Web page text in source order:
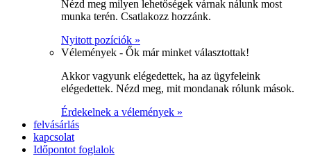
Nézd meg milyen lehetőségek várnak nálunk most
munka terén. Csatlakozz hozzánk.
Nyitott pozíciók »
Vélemények - Ők már minket választottak!
Akkor vagyunk elégedettek, ha az ügyfeleink
elégedettek. Nézd meg, mit mondanak rólunk mások.
Érdekelnek a vélemények »
felvásárlás
kapcsolat
Időpontot foglalok